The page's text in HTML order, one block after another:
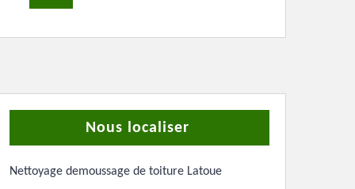
Nous localiser
Nettoyage demoussage de toiture Latoue